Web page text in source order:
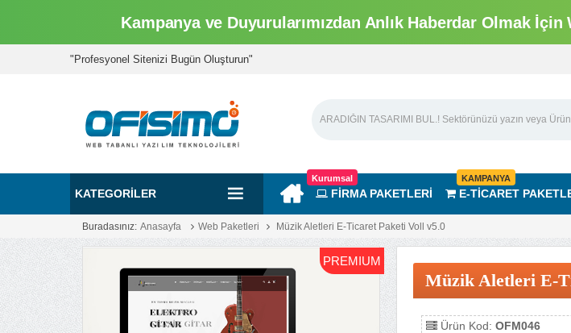
Kampanya ve Duyurularımızdan Anlık Haberdar Olmak İçin
"Profesyonel Sitenizi Bugün Oluşturun"
KATEGORILER FİRMA PAKETLERİ
Kurumsal
E-TİCARET
KAMPANYA
Buradasınız: Anasayfa Web Paketleri Müzik Aletleri E-Ticaret Paketi Voll v5.0
PREMIUM
Müzik Aletleri E-
Ürün Kod: OFM046